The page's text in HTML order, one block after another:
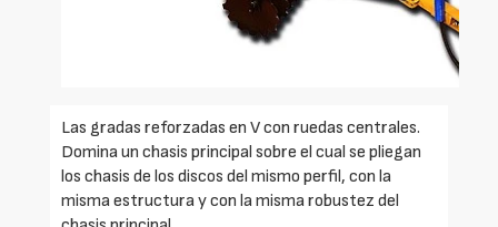
Las gradas reforzadas en V con ruedas centrales.
Domina un chasis principal sobre el cual se pliegan
los chasis de los discos del mismo perfil, con la
misma estructura y con la misma robustez del